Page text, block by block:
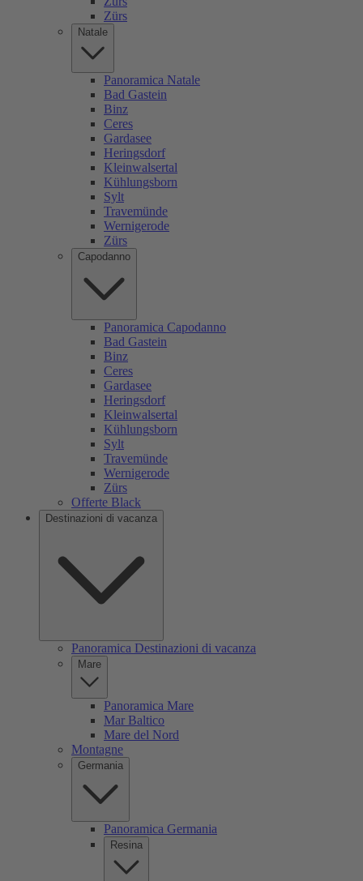
Zürs
Natale
Panoramica Natale
Bad Gastein
Binz
Ceres
Gardasee
Heringsdorf
Kleinwalsertal
Kühlungsborn
Sylt
Travemünde
Wernigerode
Zürs
Capodanno
Panoramica Capodanno
Bad Gastein
Binz
Ceres
Gardasee
Heringsdorf
Kleinwalsertal
Kühlungsborn
Sylt
Travemünde
Wernigerode
Zürs
Offerte Black
Destinazioni di vacanza
Panoramica Destinazioni di vacanza
Mare
Panoramica Mare
Mar Baltico
Mare del Nord
Montagne
Germania
Panoramica Germania
Resina